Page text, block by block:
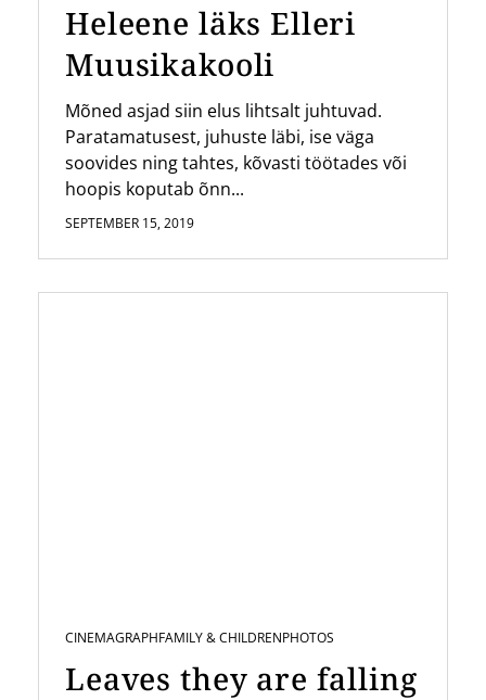
Heleene läks Elleri
Muusikakooli
Mõned asjad siin elus lihtsalt juhtuvad.
Paratamatusest, juhuste läbi, ise väga
soovides ning tahtes, kõvasti töötades või
hoopis koputab õnn...
SEPTEMBER 15, 2019
CINEMAGRAPHFAMILY & CHILDRENPHOTOS
Leaves they are falling